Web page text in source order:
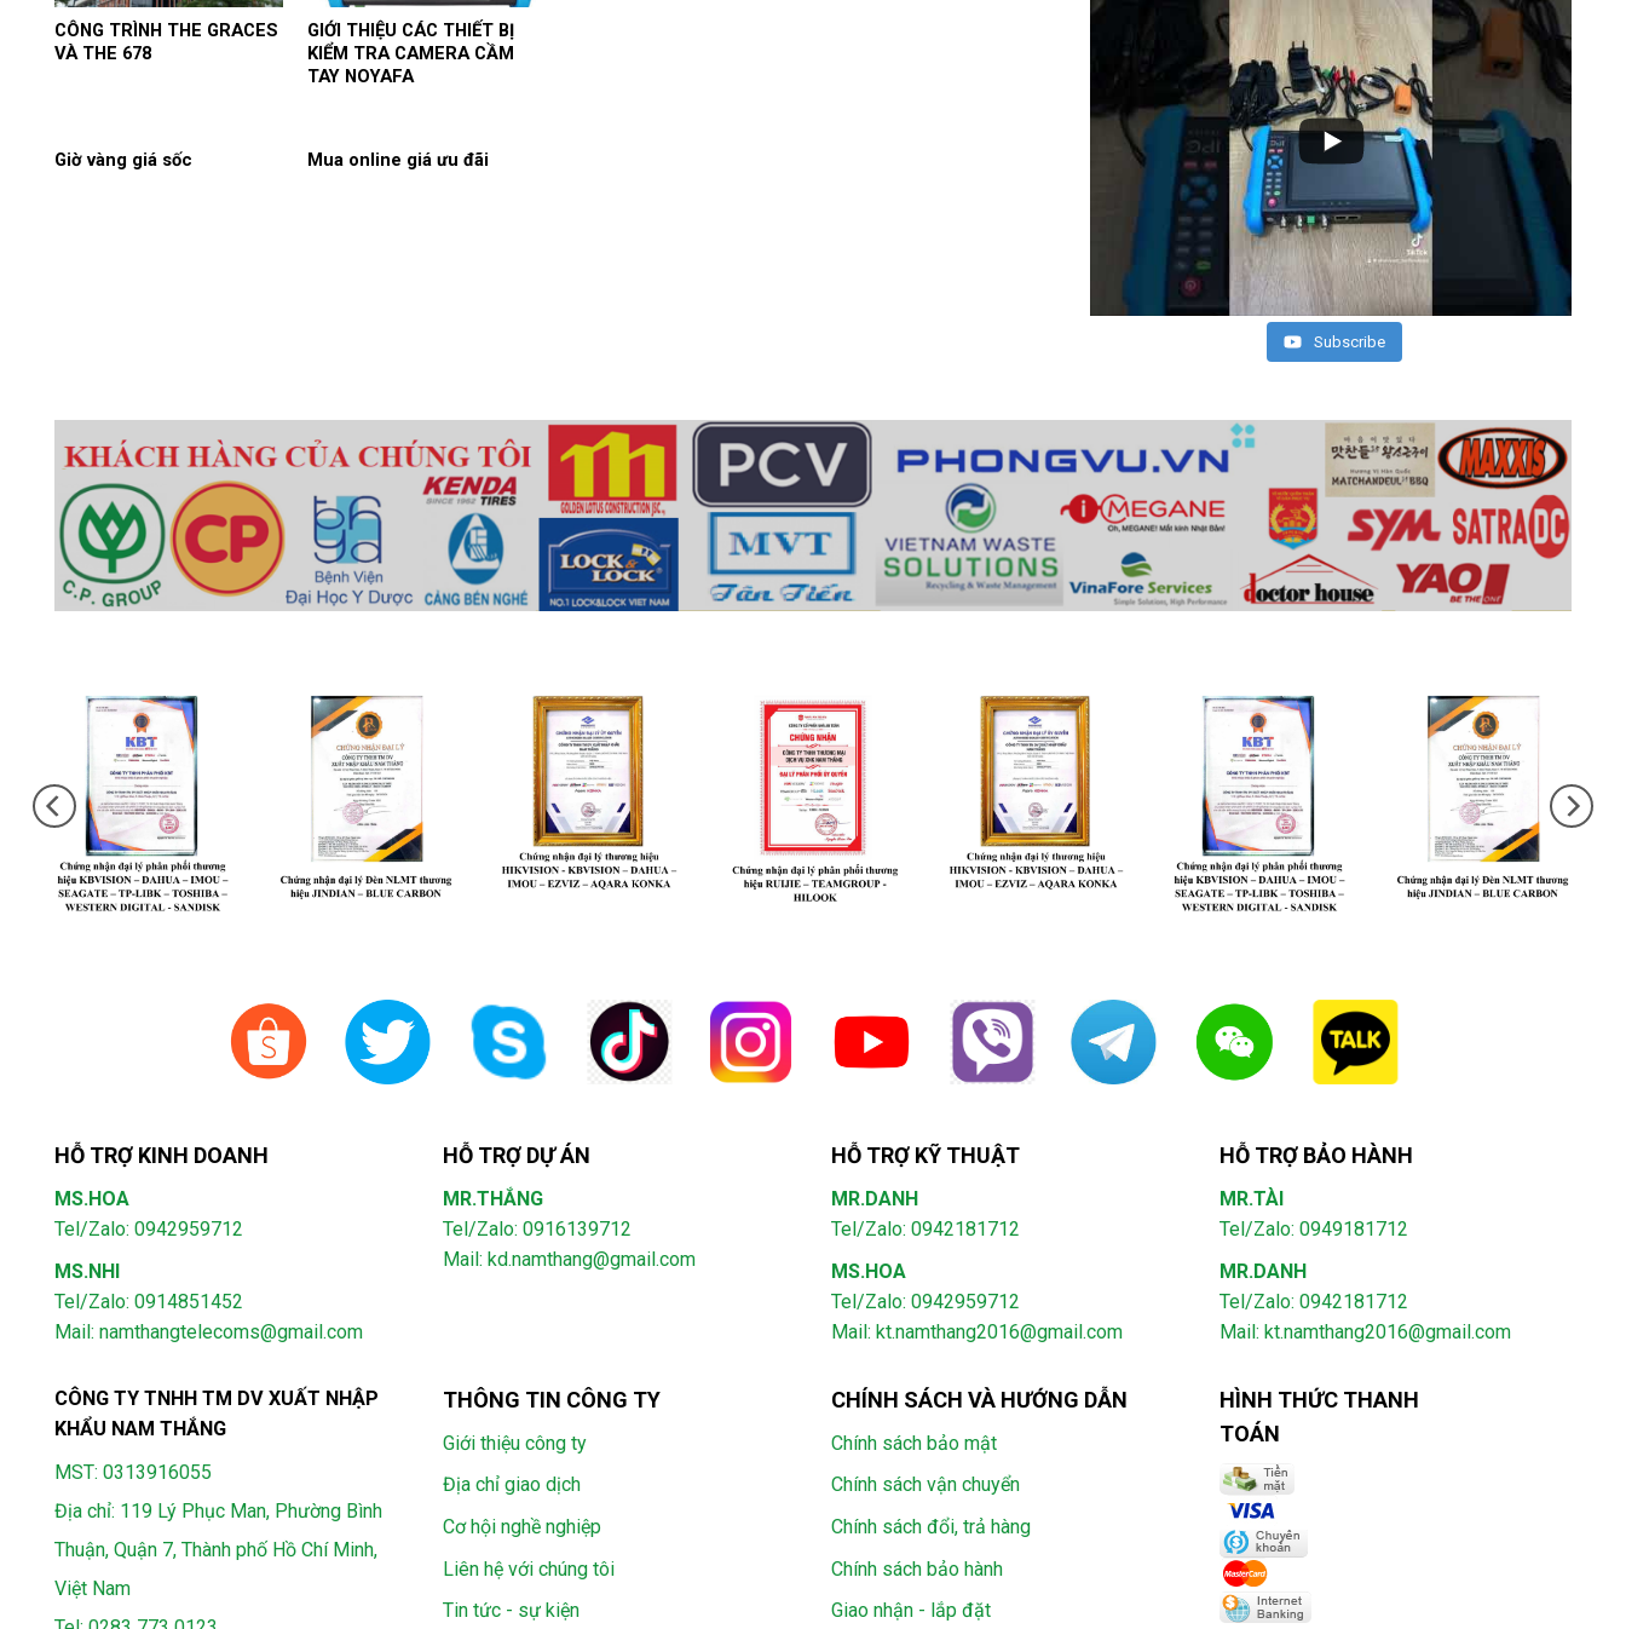
CÔNG TRÌNH THE GRACES
VÀ THE 678
GIỚI THIỆU CÁC THIẾT BỊ
KIỂM TRA CAMERA CẦM
TAY NOYAFA
Giờ vàng giá sốc Mua online giá ưu đãi
Subscribe
HỖ TRỢ KINH DOANH
MS.HOA
Tel/Zalo: 0942959712
MS.NHI
Tel/Zalo: 0914851452
Mail: namthangtelecoms@gmail.com
HỖ TRỢ DỰ ÁN
MR.THẮNG
Tel/Zalo: 0916139712
Mail: kd.namthang@gmail.com
HỖ TRỢ KỸ THUẬT
MR.DANH
Tel/Zalo: 0942181712
MS.HOA
Tel/Zalo: 0942959712
Mail: kt.namthang2016@gmail.com
HỖ TRỢ BẢO HÀNH
MR.TÀI
Tel/Zalo: 0949181712
MR.DANH
Tel/Zalo: 0942181712
Mail: kt.namthang2016@gmail.com
CÔNG TY TNHH TM DV XUẤT NHẬP
KHẨU NAM THẮNG
MST: 0313916055
Địa chỉ: 119 Lý Phục Man, Phường Bình
Thuận, Quận 7, Thành phố Hồ Chí Minh,
Việt Nam
THÔNG TIN CÔNG TY
Giới thiệu công ty
Địa chỉ giao dịch
Cơ hội nghề nghiệp
Liên hệ với chúng tôi
Tin tức - sự kiện
CHÍNH SÁCH VÀ HƯỚNG DẪN
Chính sách bảo mật
Chính sách vận chuyển
Chính sách đổi, trả hàng
Chính sách bảo hành
Giao nhận - lắp đặt
HÌNH THỨC THANH
TOÁN